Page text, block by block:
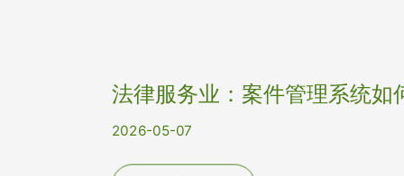
法律服务业：案件管理系统如
重构律所核心...
2026-05-07